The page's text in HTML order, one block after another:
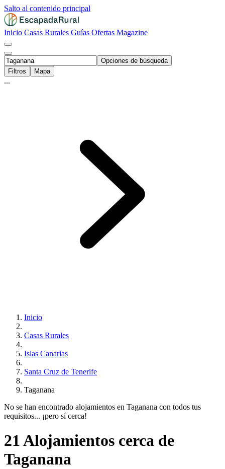
Salto al contenido principal
Inicio Casas Rurales Guías Ofertas Magazine
Opciones de búsqueda
Filtros
Mapa
...
Inicio
Casas Rurales
Islas Canarias
Santa Cruz de Tenerife
Taganana
No se han encontrado alojamientos en Taganana con todos tus
requisitos... ¡pero sí cerca!
21 Alojamientos cerca de
Taganana